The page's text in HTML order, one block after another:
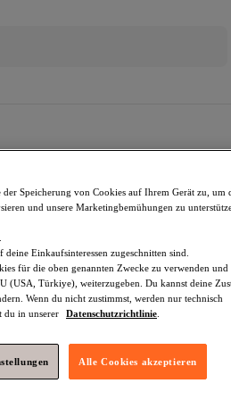
Unterhose Trendyol Curve
Trendyol Curve Schwarz Unterhose
Unterhose Trendyol Collection
interessiert.
Speicherung von Cookies auf Ihrem Gerät zu, um
und unsere Marketingbemühungen zu
Einkaufsinteressen zugeschnitten sind.
für die oben genannten Zwecke zu verwenden und
(USA, Türkiye), weiterzugeben. Du kannst deine
Wenn du nicht zustimmst, werden nur technisch
du in unserer
Datenschutzrichtlinie
Alle Cookies akzeptieren